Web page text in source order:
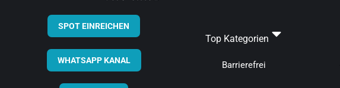
SPOT EINREICHEN
WHATSAPP KANAL
Top Kategorien
Barrierefrei